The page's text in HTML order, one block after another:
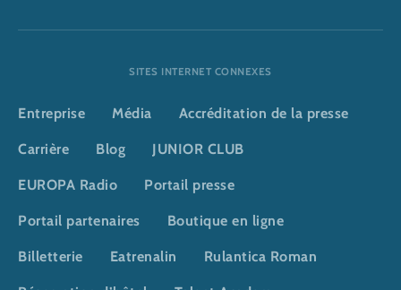
SITES INTERNET CONNEXES
Entreprise Média Accréditation de la presse
Carrière Blog JUNIOR CLUB
EUROPA Radio Portail presse
Portail partenaires Boutique en ligne
Billetterie Eatrenalin Rulantica Roman